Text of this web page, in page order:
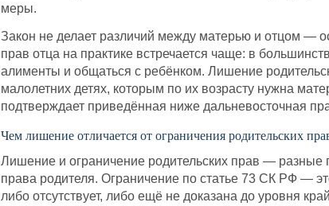
меры.
Закон не делает различий между матерью и отцом —
прав отца на практике встречается чаще: в
алименты и общаться с ребёнком. Лишение
малолетних детях, которым по их возрасту нужна
подтверждает приведённая ниже дальневосточная
Чем лишение отличается от ограничения родительских
Лишение и ограничение родительских прав —
права родителя. Ограничение по статье 73 СК РФ —
либо отсутствует, либо ещё не доказана до уровня